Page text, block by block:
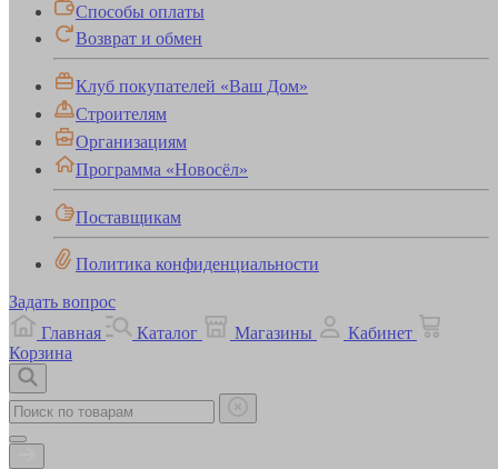
Способы оплаты
Возврат и обмен
Клуб покупателей «Ваш Дом»
Строителям
Организациям
Программа «Новосёл»
Поставщикам
Политика конфиденциальности
Задать вопрос
Главная
Каталог Магазины
Кабинет
Корзина